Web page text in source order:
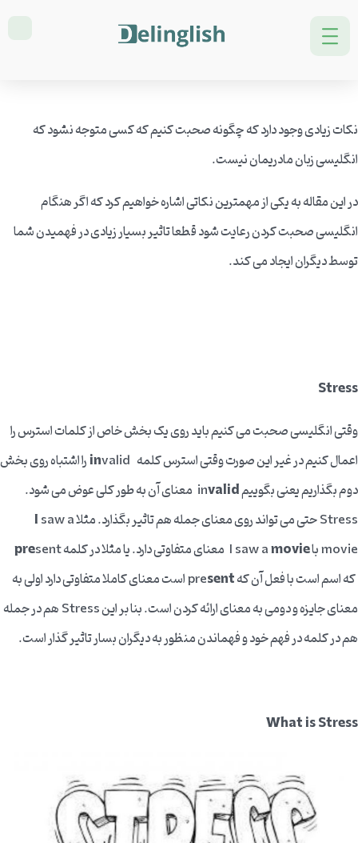
(How to Speak Like a Native
Speaker (stress
نکات زیادی وجود دارد که چگونه صحبت کنیم که کسی متوجه نشود که
انگلیسی زبان مادریمان نیست.
در این مقاله به یکی از مهمترین نکاتی اشاره خواهیم کرد که اگر هنگام
انگلیسی صحبت کردن رعایت شود قطعا تاثیر بسیار زیادی در فهمیدن شما
توسط دیگران ایجاد می کند.
Stress
وقتی انگلیسی صحبت می کنیم باید روی یک بخش خاص از کلمات استرس را
اعمال کنیم در غیر این صورت وقتی استرس کلمه
invalid را اشتباه روی بخش
دوم بگذاریم یعنی بگوییم invalid
معنای آن به طور کلی عوض می شود.
Stress حتی می تواند روی معنای جمله هم تاثیر بگذارد. مثلا
Isaw a
movie با I saw a movie معنای متفاوتی دارد. یا مثلا در کلمه present
که اسم است با فعل آن که present
است معنای کاملا متفاوتی دارد اولی به
معنای جایزه و دومی به معنای ارائه کردن است. بنا بر این Stress هم در جمله
هم در کلمه در فهم خود و فهماندن منظور به دیگران بسار تاثیر گذار است.
What is Stress